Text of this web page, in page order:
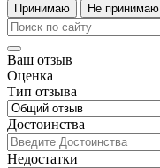
Принимаю
Не принимаю
Ваш отзыв
Оценка
Тип отзыва
Достоинства
Недостатки